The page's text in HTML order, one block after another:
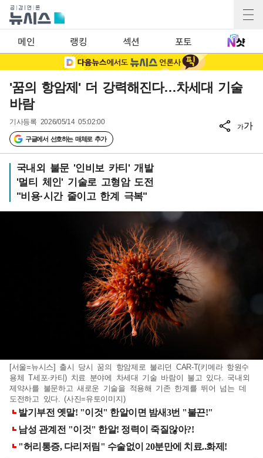
메인 랭킹 섹션 포토
'꿈의 항암제' 더 강력해진다…차세대 기술
바람
기사등록 2026/05/14 05:02:00
구글에서 선호하는 매체로 추가
가가
국내외 불문 '인비보 카티' 개발
'멀티 체인' 기술로 고형암 도전
"비용·시간 줄이고 한계 극복"
[서울=뉴시스] 출시 당시 꿈의 항암제로 불리던 CAR-T(키메라 항원수
용체 T세포·카티) 치료 분야에 차세대 기술 바람이 불고 있다. 국내외
제약사를 불문하고 새로운 기술을 적용해 기존 한계를 뛰어 넘는 데
도전하고 있다. (사진=유토이미지)